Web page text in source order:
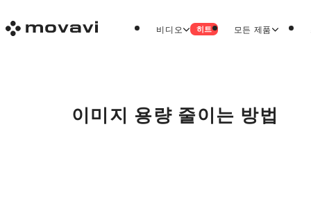
비디오 히트 모든 제품
이미지 용량 줄이는 방법